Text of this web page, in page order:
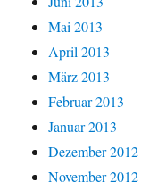
Mai 2013
April 2013
März 2013
Februar 2013
Januar 2013
Dezember 2012
November 2012